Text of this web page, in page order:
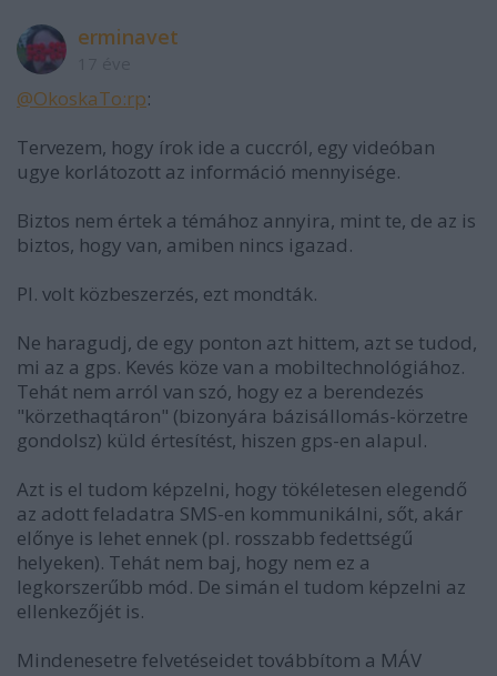
erminavet
@OkoskaTo:rp:
Tervezem, hogy írok ide a cuccról, egy videóban
ugye korlátozott az információ mennyisége.
Biztos nem értek a témához annyira, mint te, de az is
biztos, hogy van, amiben nincs igazad.
Pl. volt közbeszerzés, ezt mondták.
Ne haragudj, de egy ponton azt hittem, azt se tudod,
mi az a gps. Kevés köze van a mobiltechnológiához.
Tehát nem arról van szó, hogy ez a berendezés
"körzethaqtáron" (bizonyára bázisállomás-körzetre
gondolsz) küld értesítést, hiszen gps-en alapul.
Azt is el tudom képzelni, hogy tökéletesen elegendő
az adott feladatra SMS-en kommunikálni, sőt, akár
előnye is lehet ennek (pl. rosszabb fedettségű
helyeken). Tehát nem baj, hogy nem ez a
legkorszerűbb mód. De simán el tudom képzelni az
ellenkezőjét is.
Mindenesetre felvetéseidet továbbítom a MÁV